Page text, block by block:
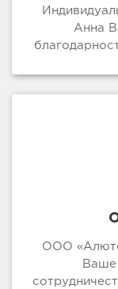
Анна
ООО
Ваше